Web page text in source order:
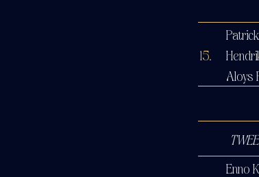
15.
Aloys
Enno